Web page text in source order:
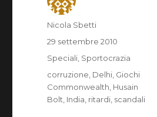
Autore
Nicola Sbetti
Pubblicato
il
29 settembre 2010
Categorie
Speciali Sportocrazia
Tag
corruzione Delhi Giochi
Commonwealth Husain
Bolt India ritardi scandali